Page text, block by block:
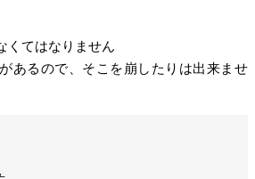
くてはなりません
あるので、そこを崩したりは出来ませ